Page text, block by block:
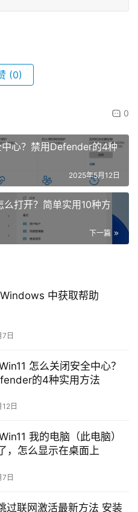
(0)
0
心？禁用Defender的4种
2025年5月12日
打开？简单实用10种方
下一篇
中获取帮助
日
怎么关闭安全中心？
的4种实用方法
日
我的电脑（此电脑）
，怎么显示在桌面上
日
联网激活最新方法 安装